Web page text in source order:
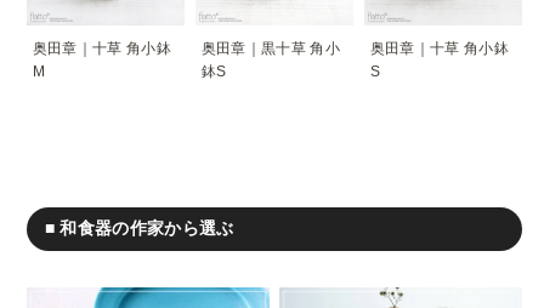
奥田章｜十草 角小鉢
M
奥田章｜黒十草 角小
鉢S
奥田章｜十草 角小鉢
S
■ 和食器の作家から選ぶ